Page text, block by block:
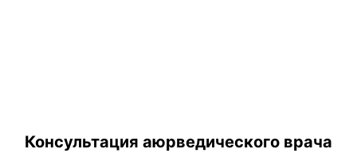
Консультация аюрведического врача